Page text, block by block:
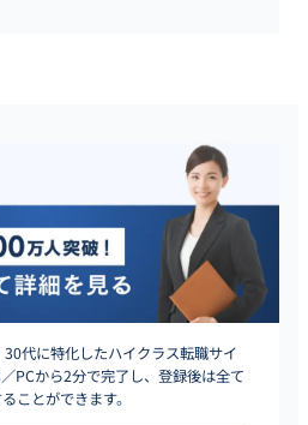
代に特化したハイクラス転職サイ
PCから2分で完了し、登録後は全て
ことができます。